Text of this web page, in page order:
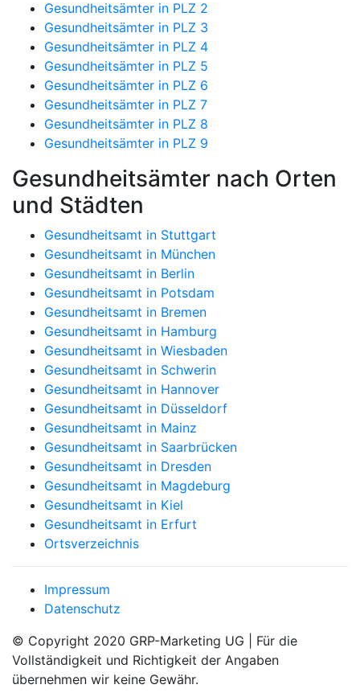
Gesundheitsämter in PLZ 2
Gesundheitsämter in PLZ 3
Gesundheitsämter in PLZ 4
Gesundheitsämter in PLZ 5
Gesundheitsämter in PLZ 6
Gesundheitsämter in PLZ 7
Gesundheitsämter in PLZ 8
Gesundheitsämter in PLZ 9
Gesundheitsämter nach Orten
und Städten
Gesundheitsamt in Stuttgart
Gesundheitsamt in München
Gesundheitsamt in Berlin
Gesundheitsamt in Potsdam
Gesundheitsamt in Bremen
Gesundheitsamt in Hamburg
Gesundheitsamt in Wiesbaden
Gesundheitsamt in Schwerin
Gesundheitsamt in Hannover
Gesundheitsamt in Düsseldorf
Gesundheitsamt in Mainz
Gesundheitsamt in Saarbrücken
Gesundheitsamt in Dresden
Gesundheitsamt in Magdeburg
Gesundheitsamt in Kiel
Gesundheitsamt in Erfurt
Ortsverzeichnis
Impressum
Datenschutz
© Copyright 2020 GRP-Marketing UG | Für die
Vollständigkeit und Richtigkeit der Angaben
übernehmen wir keine Gewähr.